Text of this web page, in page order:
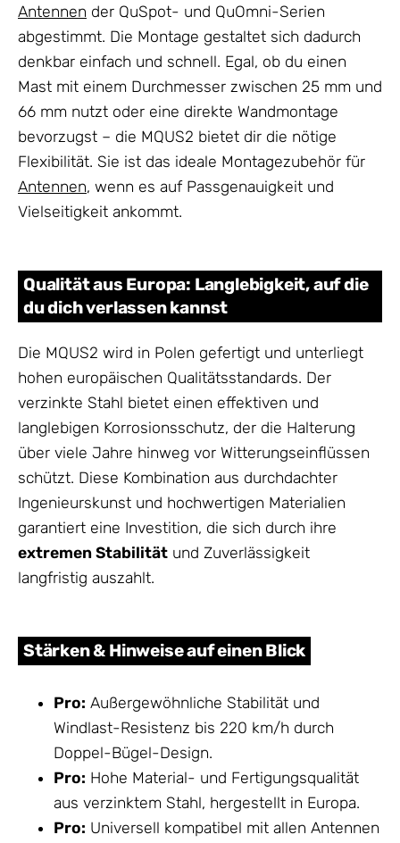
Antennen der QuSpot- und QuOmni-Serien
abgestimmt. Die Montage gestaltet sich dadurch
denkbar einfach und schnell. Egal, ob du einen
Mast mit einem Durchmesser zwischen 25 mm und
66 mm nutzt oder eine direkte Wandmontage
bevorzugst – die MQUS2 bietet dir die nötige
Flexibilität. Sie ist das ideale Montagezubehör für
Antennen, wenn es auf Passgenauigkeit und
Vielseitigkeit ankommt.
Qualität aus Europa: Langlebigkeit, auf die
du dich verlassen kannst
Die MQUS2 wird in Polen gefertigt und unterliegt
hohen europäischen Qualitätsstandards. Der
verzinkte Stahl bietet einen effektiven und
langlebigen Korrosionsschutz, der die Halterung
über viele Jahre hinweg vor Witterungseinflüssen
schützt. Diese Kombination aus durchdachter
Ingenieurskunst und hochwertigen Materialien
garantiert eine Investition, die sich durch ihre
extremen Stabilität und Zuverlässigkeit
langfristig auszahlt.
Stärken & Hinweise auf einen Blick
Pro: Außergewöhnliche Stabilität und
Windlast-Resistenz bis 220 km/h durch
Doppel-Bügel-Design.
Pro: Hohe Material- und Fertigungsqualität
aus verzinktem Stahl, hergestellt in Europa.
Pro: Universell kompatibel mit allen Antennen